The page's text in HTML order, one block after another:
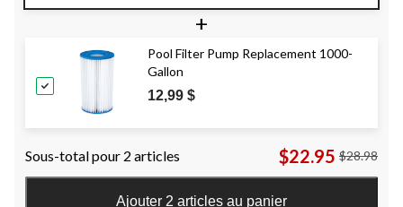
+
Pool Filter Pump Replacement 1000-
Gallon
12,99 $
Sous-total pour 2 articles $22.95 $28.98
Ajouter 2 articles au panier